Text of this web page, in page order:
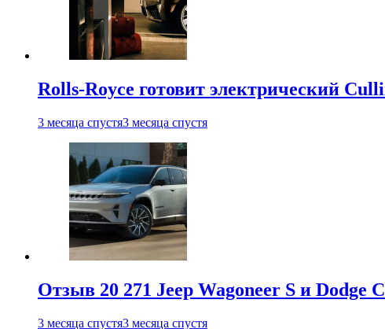
Rolls-Royce готовит электрический
3 месяца спустя3 месяца спустя
Отзыв 20 271 Jeep Wagoneer S и
3 месяца спустя3 месяца спустя